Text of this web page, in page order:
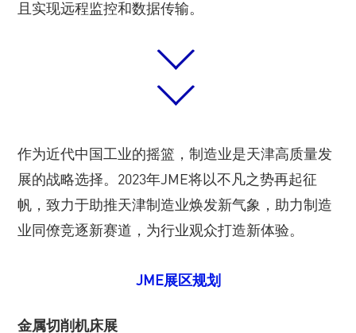
且实现远程监控和数据传输。
作为近代中国工业的摇篮，制造业是天津高质量发
展的战略选择。2023年JME将以不凡之势再起征
帆，致力于助推天津制造业焕发新气象，助力制造
业同僚竞逐新赛道，为行业观众打造新体验。
JME展区规划
金属切削机床展